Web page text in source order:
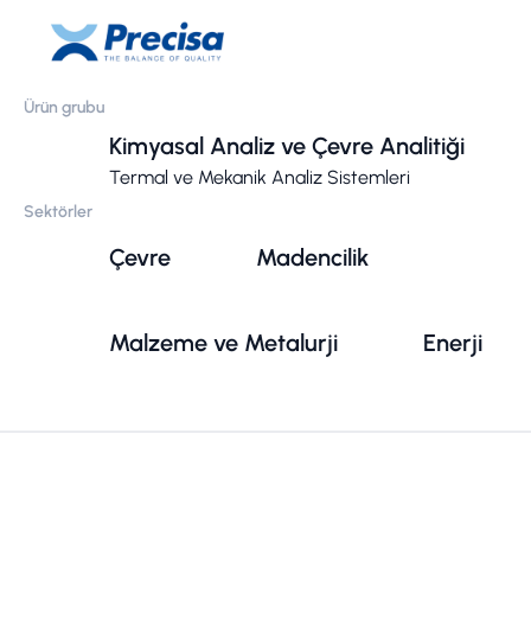
Ürün grubu
Kimyasal Analiz ve Çevre Analitiği
Termal ve Mekanik Analiz Sistemleri
Sektörler
Çevre Madencilik
Malzeme ve Metalurji Enerji